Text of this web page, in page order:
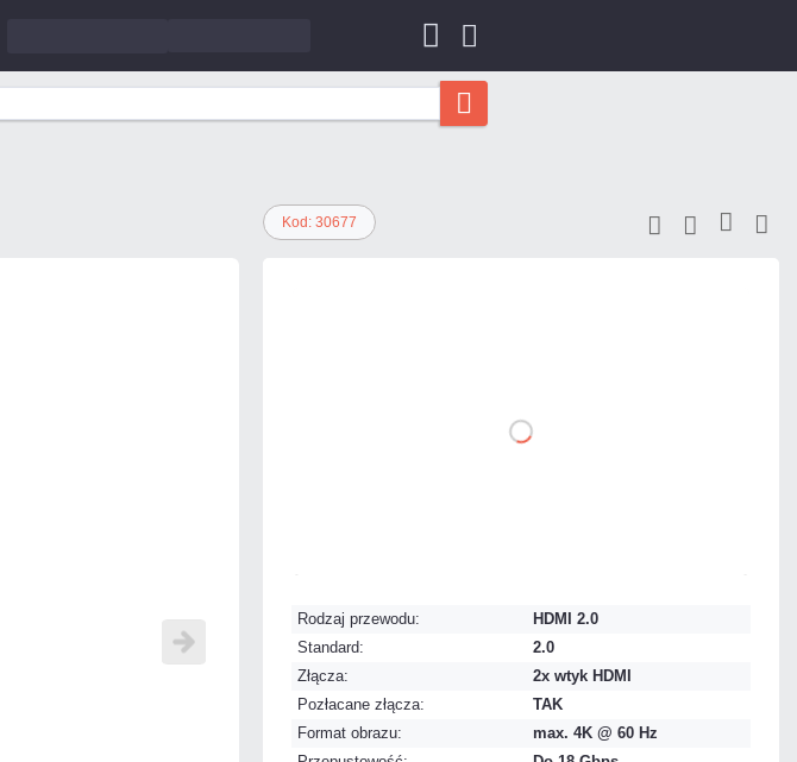
Kod: 30677
Rodzaj przewodu:
HDMI 2.0
Standard:
2.0
Złącza:
2x wtyk HDMI
Pozłacane złącza:
TAK
Format obrazu:
max. 4K @ 60 Hz